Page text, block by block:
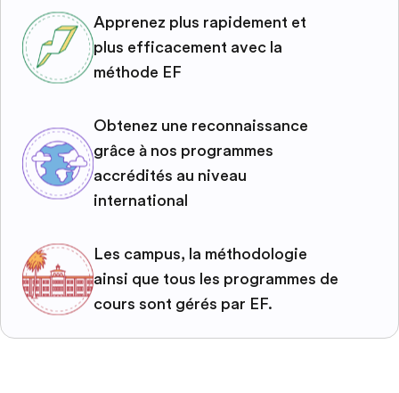
Apprenez plus rapidement et
plus efficacement avec la
méthode EF
Obtenez une reconnaissance
grâce à nos programmes
accrédités au niveau
international
Les campus, la méthodologie
ainsi que tous les programmes de
cours sont gérés par EF.